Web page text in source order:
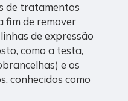
de tratamentos
fim de remover
de expressão
como a testa,
e os
conhecidos como